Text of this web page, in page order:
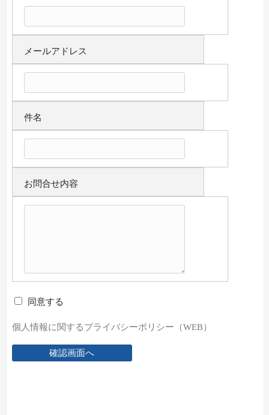
メールアドレス
件名
お問合せ内容
同意する
個人情報に関するプライバシーポリシー（WEB）